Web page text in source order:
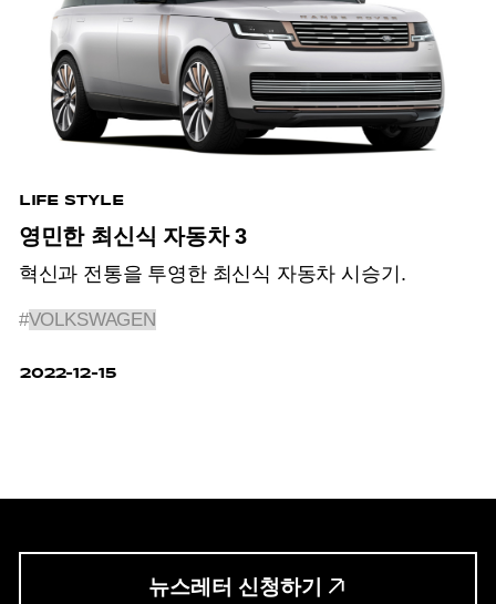
LIFE STYLE
영민한 최신식 자동차 3
혁신과 전통을 투영한 최신식 자동차 시승기.
#VOLKSWAGEN
2022-12-15
뉴스레터 신청하기